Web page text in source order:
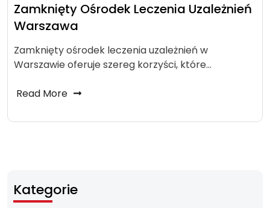
Zamknięty Ośrodek Leczenia Uzależnień
Warszawa
Zamknięty ośrodek leczenia uzależnień w
Warszawie oferuje szereg korzyści, które…
Read More
Kategorie